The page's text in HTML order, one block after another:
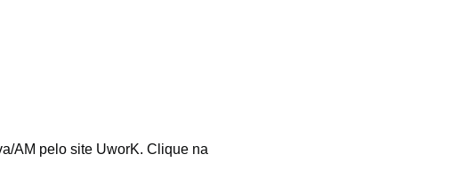
AM pelo site UworK. Clique na